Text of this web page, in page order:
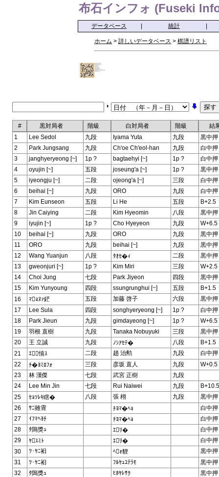
布石インフォ (Fuseki
データベース 統計
ホーム > 詳しいデータベース > 棋譜リスト
# 黒対局者 階級 白対局者 階級
結
1
Lee Sedol 九段 Iyama Yuta 九段
黒中
2
Park Jungsang 九段 Ch'oe Ch'eol-han 九段
白中
3
janghyeryeong [~] 1p ? bagtaehyi [~] 1p ?
白中
4
oyujin [~] 五段 joseung'a [~] 1p ?
黒中
5
iyeongju [~] 二段 ojeong'a [~] 三段
白中
6
beihai [~] 九段 ORO 九段
白中
7
Kim Eunseon 五段 Li He 五段
B+2.5
8
Jin Caiying 二段 Kim Hyeomin 八段
黒中
9
iyujin [~] 1p ? Cho Hyeyeon 九段
W+6.5
10
beihai [~] 九段 ORO 九段
黒中
11
ORO 九段 beihai [~] 九段
黒中
12
Wang Yuanjun 八段 ﾀｵｾ�ｨ 二段
黒中
13
gweonjuri [~] 1p ? Kim Miri 三段
W+2.5
14
Choi Jung 七段 Park Jiyeon 四段
黒中
15
Kim Yunyoung 四段 ssungrunghui [~] 五段
B+1.5
16
ﾏｮﾇｧ鋩 五段 加藤 啓子 六段
黒中
17
Lee Sula 四段 songhyeryeong [~] 1p ?
白中
18
Park Jieun 九段 gimdayeong [~] 1p ?
W+6.5
19
羽根 直樹 九段 Tanaka Nobuyuki 三段
黒中
20
王 立誠 九段 ﾉｼｱｾﾃ� 八段
B+1.5
21
ｴ憘ｽ 二段 趙 治勲 九段
白中
22
ﾁ�ﾖﾐﾛﾌｫ 三段 彦坂 直人 九段
W+0.5
23
林 漢傑 七段 武宮 正樹
九段
24
Lee Min Jin 七段 Rui Naiwei 九段
B+10.5
25
ｾｮｿﾚｷ瞎� 八段 張 栩 九段
黒中
26
ｻﾆ雖霄 ﾁﾖﾏ�ﾍｮ
白中
27
ｲﾌﾏﾍﾖﾁ ﾁﾖﾏ�ﾍｮ
白中
28
ﾀ隝獎ｭ ｴﾘ�
白中
29
ﾔｽﾐﾄ ｴﾘ�
白中
30
ﾂ･ﾔﾆ衵 ﾍｫ貍
黒中
31
ﾂ･ﾔﾆ衵 ﾌﾙﾔｭﾕﾃﾗﾓ
黒中
32
ﾀ隝獎ｭ ﾋﾎﾔﾚｻｸ
黒中